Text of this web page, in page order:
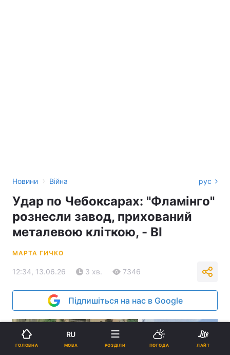
Новини › Війна рус
Удар по Чебоксарах: "Фламінго"
рознесли завод, прихований
металевою кліткою, - BI
МАРТА ГИЧКО
12:34, 13.06.26 3 хв. 7346
Підпишіться на нас в Google
ГОЛОВНА
RU
МОВА РОЗДІЛИ ПОГОДА ЛАЙТ